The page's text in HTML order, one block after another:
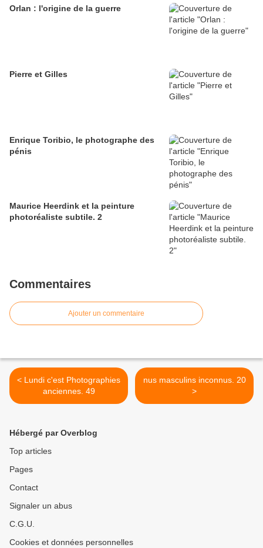
Orlan : l'origine de la guerre
Pierre et Gilles
Enrique Toribio, le photographe des
pénis
Maurice Heerdink et la peinture
photoréaliste subtile. 2
Commentaires
Ajouter un commentaire
< Lundi c'est Photographies
anciennes. 49
nus masculins inconnus. 20
>
Hébergé par Overblog
Top articles
Pages
Contact
Signaler un abus
C.G.U.
Cookies et données personnelles